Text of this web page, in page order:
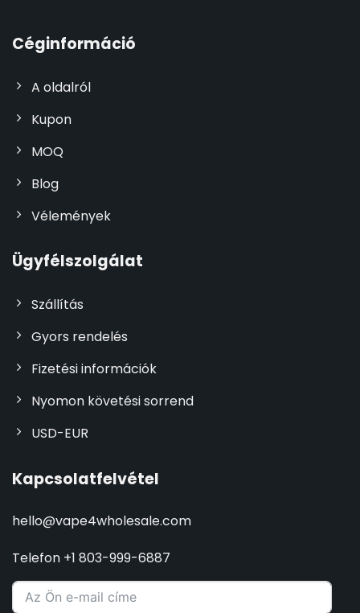
Céginformáció
A oldalról
Kupon
MOQ
Blog
Vélemények
Ügyfélszolgálat
Szállítás
Gyors rendelés
Fizetési információk
Nyomon követési sorrend
USD-EUR
Kapcsolatfelvétel
hello@vape4wholesale.com
Telefon +1 803-999-6887